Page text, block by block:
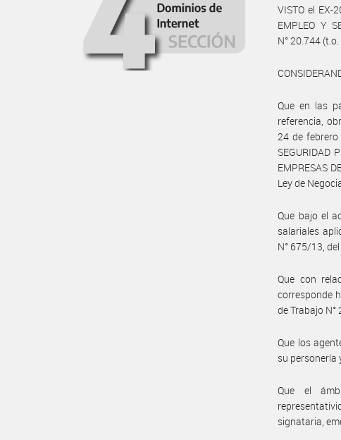
VISTO el EX-
EMPLEO Y
N° 20.744
Que en las
referencia,
24 de febrero
SEGURIDAD
EMPRESAS
Ley de
Que bajo el
salariales
N° 675/13,
Que con
corresponde
de Trabajo N°
Que los
su personería
Que el
signataria,